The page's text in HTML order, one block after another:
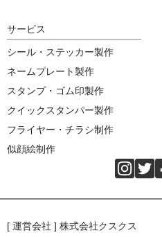
サービス
シール・ステッカー製作
ネームプレート製作
スタンプ・ゴム印製作
クイックスタンパー製作
フライヤー・チラシ制作
似顔絵制作
[ 運営会社 ] 株式会社クスクス